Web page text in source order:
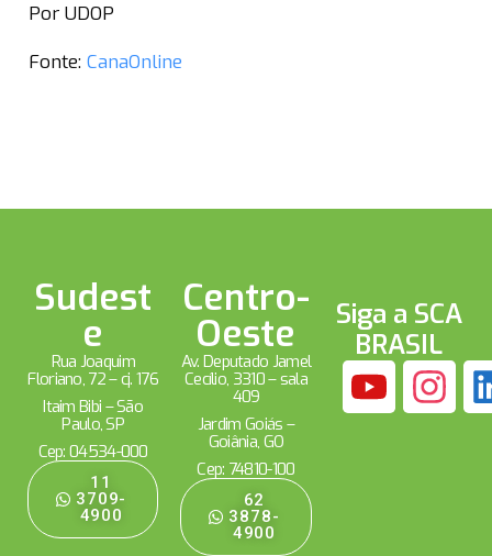
Por UDOP
Fonte: CanaOnline
Sudest
e
Rua Joaquim
Floriano, 72 – cj. 176
Itaim Bibi – São
Paulo, SP
Cep: 04534-000
11
3709-
4900
Centro-
Oeste
Av. Deputado Jamel
Cecílio, 3310 – sala
409
Jardim Goiás –
Goiânia, GO
Cep: 74810-100
62
3878-
4900
Siga a SCA
BRASIL